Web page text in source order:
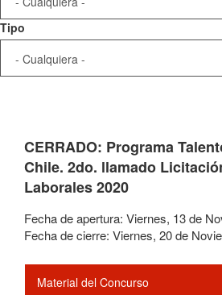
Tipo
CERRADO: Programa
Chile. 2do. llamado
Laborales 2020
Fecha de apertura: Viernes, 13de
Fecha de cierre: Viernes, 20de
Material del Concurso